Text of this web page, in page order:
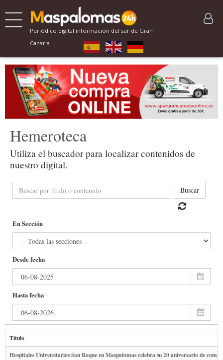
Periódico digital información del sur de Gran
Canaria
Hemeroteca
Utiliza el buscador para localizar contenidos de
nuestro digital.
Buscar
En Sección
Desde fecha
Hasta fecha
Titulo
Hospitales Universitarios San Roque en Maspalomas celebra su 20 aniversario de